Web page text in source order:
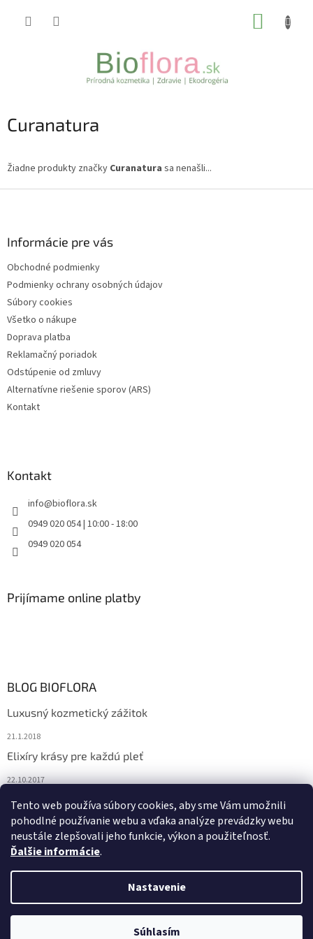
Tento web používa súbory cookies, aby sme Vám umožnili
pohodlné používanie webu a vďaka analýze prevádzky webu
neustále zlepšovali jeho funkcie, výkon a použiteľnosť.
Ďalšie informácie.
Nastavenie
Súhlasím
Curanatura
Žiadne produkty značky Curanatura sa nenašli...
Informácie pre vás
Obchodné podmienky
Podmienky ochrany osobných údajov
Súbory cookies
Všetko o nákupe
Doprava platba
Reklamačný poriadok
Odstúpenie od zmluvy
Alternatívne riešenie sporov (ARS)
Kontakt
Kontakt
info@bioflora.sk
0949 020 054 | 10:00 - 18:00
0949 020 054
Prijímame online platby
BLOG BIOFLORA
Luxusný kozmetický zážitok
21.1.2018
Elixíry krásy pre každú pleť
22.10.2017
Spoznajte prírodnú kozmetiku Sante
10.10.2017
Copyright 2026Bioflora.sk. Všetky práva vyhradené.Upraviť
nastavenie cookies